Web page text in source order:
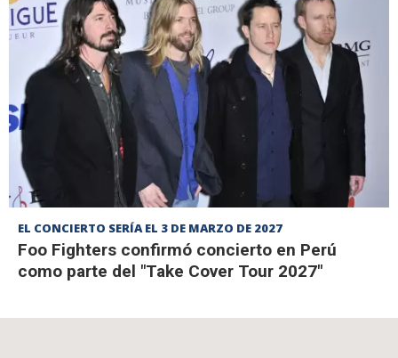
EL CONCIERTO SERÍA EL 3 DE MARZO DE 2027
Foo Fighters confirmó concierto en Perú
como parte del "Take Cover Tour 2027"